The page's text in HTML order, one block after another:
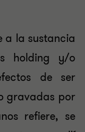
a la sustancia
holding y/o
de ser
gravadas por
refiere, se